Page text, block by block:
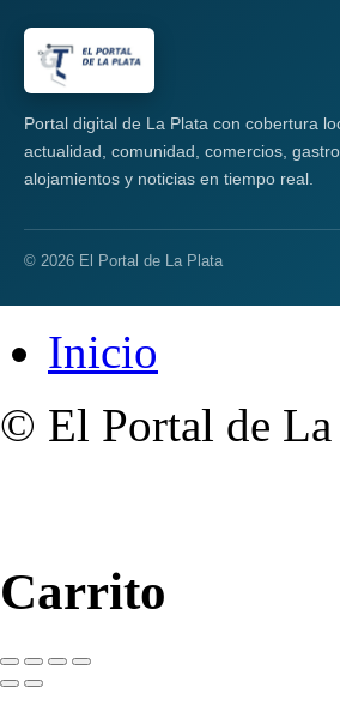
Portal digital de La Plata con cobertura
actualidad, comunidad, comercios,
alojamientos y noticias en tiempo real.
© 2026 El Portal de La Plata
Inicio
© El Portal de La
Carrito